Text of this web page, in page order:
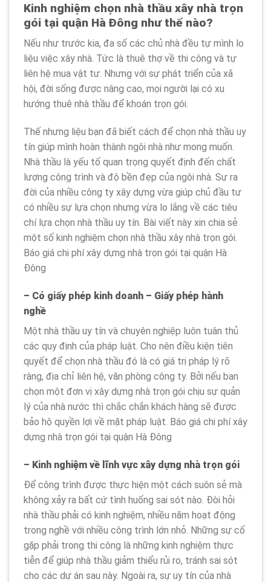
Kinh nghiệm chọn nhà thầu xây nhà trọn
gói tại quận Hà Đông như thế nào?
Nếu như trước kia, đa số các chủ nhà đều tự mình lo
liệu việc xây nhà. Tức là thuê thợ về thi công và tự
liên hệ mua vật tư. Nhưng với sự phát triển của xã
hội, đời sống được nâng cao, mọi người lại có xu
hướng thuê nhà thầu để khoán trọn gói.
Thế nhưng liệu bạn đã biết cách để chọn nhà thầu uy
tín giúp mình hoàn thành ngôi nhà như mong muốn.
Nhà thầu là yếu tố quan trọng quyết định đến chất
lượng công trình và độ bền đẹp của ngôi nhà. Sự ra
đời của nhiều công ty xây dựng vừa giúp chủ đầu tư
có nhiều sự lựa chọn nhưng vừa lo lắng về các tiêu
chí lựa chọn nhà thầu uy tín. Bài viết này xin chia sẻ
một số kinh nghiệm chọn nhà thầu xây nhà trọn gói.
Báo giá chi phí xây dựng nhà trọn gói tại quận Hà
Đông
– Có giấy phép kinh doanh – Giấy phép hành
nghề
Một nhà thầu uy tín và chuyên nghiệp luôn tuân thủ
các quy định của pháp luật. Cho nên điều kiện tiên
quyết để chọn nhà thầu đó là có giá trị pháp lý rõ
ràng, địa chỉ liên hệ, văn phòng công ty. Bởi nếu ban
chọn một đơn vị xây dựng nhà trọn gói chịu sự quản
lý của nhà nước thì chắc chắn khách hàng sẽ được
bảo hộ quyền lợi về mặt pháp luật. Báo giá chi phí xây
dựng nhà trọn gói tại quận Hà Đông
– Kinh nghiệm về lĩnh vực xây dựng nhà trọn gói
Để công trình được thực hiện một cách suôn sẻ mà
không xảy ra bất cứ tình huống sai sót nào. Đòi hỏi
nhà thầu phải có kinh nghiệm, nhiều năm hoạt động
trong nghề với nhiều công trình lớn nhỏ. Những sự cố
gặp phải trong thi công là những kinh nghiệm thực
tiễn để giúp nhà thầu giảm thiểu rủi ro, tránh sai sót
cho các dự án sau này. Ngoài ra, sự uy tín của nhà